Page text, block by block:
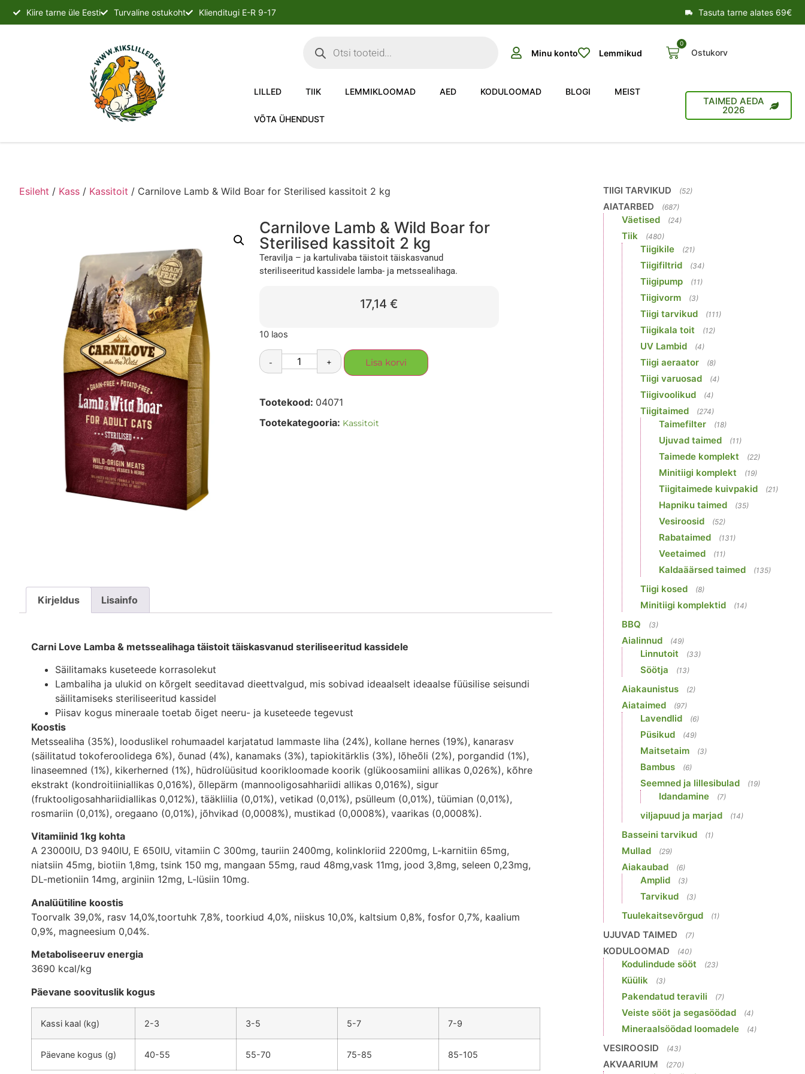
Kiire tarne üle Eesti Turvaline ostukoht Klienditugi E-R 9-17 Tasuta tarne alates 69€
Minu konto Lemmikud
0
Ostukorv
LILLED TIIK LEMMIKLOOMAD AED KODULOOMAD BLOGI MEIST
VÕTA ÜHENDUST
TAIMED AEDA
2026
Esileht / Kass / Kassitoit / Carnilove Lamb & Wild Boar for Sterilised kassitoit 2 kg
Carnilove Lamb & Wild Boar for
Sterilised kassitoit 2 kg
Teravilja – ja kartulivaba täistoit täiskasvanud
steriliseeritud kassidele lamba- ja metssealihaga.
17,14€
10 laos
- + Lisa korvi
Tootekood: 04071
Tootekategooria: Kassitoit
Kirjeldus Lisainfo
Carni Love Lamba & metssealihaga täistoit täiskasvanud steriliseeritud kassidele
Säilitamaks kuseteede korrasolekut
Lambaliha ja ulukid on kõrgelt seeditavad dieettvalgud, mis sobivad ideaalselt ideaalse füüsilise seisundi
säilitamiseks steriliseeritud kassidel
Piisav kogus mineraale toetab õiget neeru- ja kuseteede tegevust
Koostis
Metssealiha (35%), looduslikel rohumaadel karjatatud lammaste liha (24%), kollane hernes (19%), kanarasv
(säilitatud tokoferoolidega 6%), õunad (4%), kanamaks (3%), tapiokitärklis (3%), lõheõli (2%), porgandid (1%),
linaseemned (1%), kikerherned (1%), hüdrolüüsitud koorikloomade koorik (glükoosamiini allikas 0,026%), kõhre
ekstrakt (kondroitiiniallikas 0,016%), õllepärm (mannooligosahhariidi allikas 0,016%), sigur
(fruktooligosahhariidiallikas 0,012%), tääkliilia (0,01%), vetikad (0,01%), psülleum (0,01%), tüümian (0,01%),
rosmariin (0,01%), oregaano (0,01%), jõhvikad (0,0008%), mustikad (0,0008%), vaarikas (0,0008%).
Vitamiinid 1kg kohta
A 23000IU, D3 940IU, E 650IU, vitamiin C 300mg, tauriin 2400mg, kolinkloriid 2200mg, L-karnitiin 65mg,
niatsiin 45mg, biotiin 1,8mg, tsink 150 mg, mangaan 55mg, raud 48mg,vask 11mg, jood 3,8mg, seleen 0,23mg,
DL-metioniin 14mg, arginiin 12mg, L-lüsiin 10mg.
Analüütiline koostis
Toorvalk 39,0%, rasv 14,0%,toortuhk 7,8%, toorkiud 4,0%, niiskus 10,0%, kaltsium 0,8%, fosfor 0,7%, kaalium
0,9%, magneesium 0,04%.
Metaboliseeruv energia
3690 kcal/kg
Päevane soovituslik kogus
Kassi kaal (kg) 2-3 3-5 5-7 7-9
Päevane kogus (g) 40-55 55-70 75-85 85-105
TIIGI TARVIKUD (52)
AIATARBED (687)
Väetised (24)
Tiik (480)
Tiigikile (21)
Tiigifiltrid (34)
Tiigipump (11)
Tiigivorm (3)
Tiigi tarvikud (111)
Tiigikala toit (12)
UV Lambid (4)
Tiigi aeraator (8)
Tiigi varuosad (4)
Tiigivoolikud (4)
Tiigitaimed (274)
Taimefilter (18)
Ujuvad taimed (11)
Taimede komplekt (22)
Minitiigi komplekt (19)
Tiigitaimede kuivpakid (21)
Hapniku taimed (35)
Vesiroosid (52)
Rabataimed (131)
Veetaimed (11)
Kaldaäärsed taimed (135)
Tiigi kosed (8)
Minitiigi komplektid (14)
BBQ (3)
Aialinnud (49)
Linnutoit (33)
Söötja (13)
Aiakaunistus (2)
Aiataimed (97)
Lavendlid (6)
Püsikud (49)
Maitsetaim (3)
Bambus (6)
Seemned ja lillesibulad (19)
Idandamine (7)
viljapuud ja marjad (14)
Basseini tarvikud (1)
Mullad (29)
Aiakaubad (6)
Amplid (3)
Tarvikud (3)
Tuulekaitsevõrgud (1)
UJUVAD TAIMED (7)
KODULOOMAD (40)
Kodulindude sööt (23)
Küülik (3)
Pakendatud teravili (7)
Veiste sööt ja segasöödad (4)
Mineraalsöödad loomadele (4)
VESIROOSID (43)
AKVAARIUM (270)